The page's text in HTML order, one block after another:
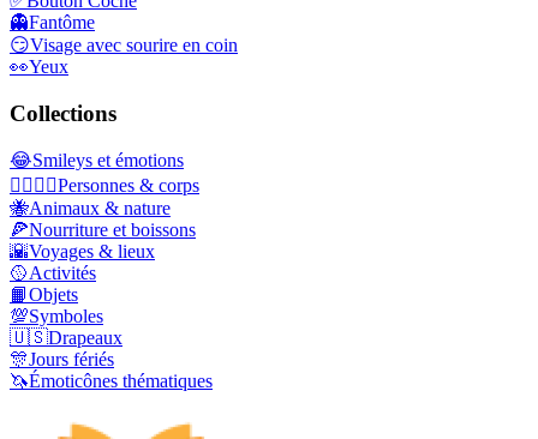
👻Fantôme
😏Visage avec sourire en coin
👀Yeux
Collections
😂Smileys et émotions
👩‍❤️‍💋‍👨Personnes & corps
🐝Animaux & nature
🍕Nourriture et boissons
🌇Voyages & lieux
🥎Activités
📙Objets
💯Symboles
🇺🇸Drapeaux
🎊Jours fériés
🦄Émoticônes thématiques